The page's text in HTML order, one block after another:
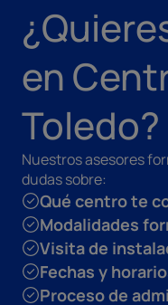
en
Toledo?
Nuestros asesores
dudas sobre:
Qué centro te
Modalidades
Visita de
Fechas y
Proceso de